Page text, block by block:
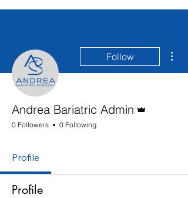
Follow
Andrea Bariatric Admin
0 Followers 0 Following
Profile
Profile